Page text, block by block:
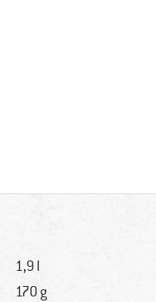
1,9 l
170 g